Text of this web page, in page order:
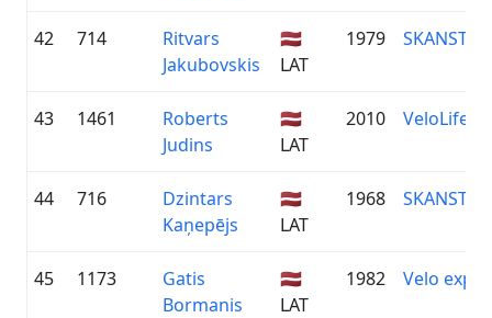
42 714
Ritvars
Jakubovskis
🇱🇻
LAT
1979 SKANSTE/
43 1461
Roberts
Judins
🇱🇻
LAT
2010
44 716
Dzintars
Kaņepējs
🇱🇻
LAT
1968 SKANSTE/
45 1173
Gatis
Bormanis
🇱🇻
LAT
1982 Velo